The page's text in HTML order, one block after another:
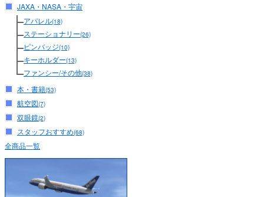
JAXA・NASA・宇宙
アパレル(18)
ステーショナリー(26)
ピンバッジ(10)
キーホルダー(13)
ファンシー/その他(38)
本・書籍(53)
航空図(7)
双眼鏡(2)
スタッフおすすめ(68)
全商品一覧